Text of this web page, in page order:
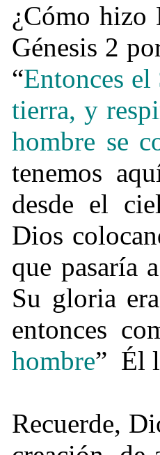
¿Cómo hizo
Génesis 2
“Entonces
tierra, y
hombre se
tenemos
desde el
Dios
que pasaría
Su gloria
entonces
hombre” Él
Recuerde,